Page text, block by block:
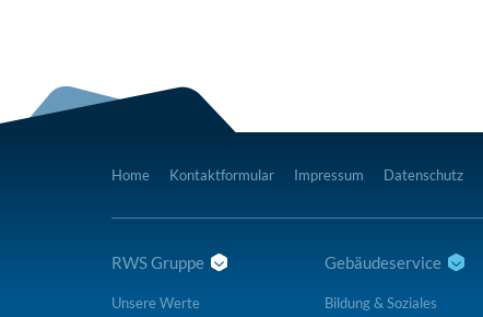
Home Kontaktformular Impressum Datenschutz
RWS Gruppe
Unsere Werte
Gebäudeservice
Bildung & Soziales